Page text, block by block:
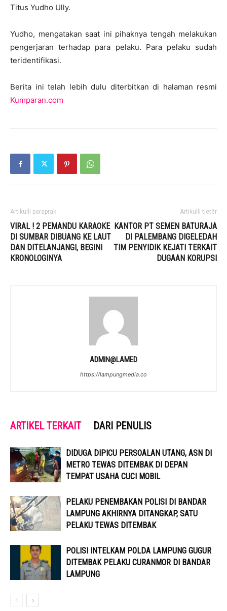
Titus Yudho Ully.
Yudho, mengatakan saat ini pihaknya tengah melakukan
pengerjaran terhadap para pelaku. Para pelaku sudah
teridentifikasi.
Berita ini telah lebih dulu diterbitkan di halaman resmi
Kumparan.com
Artikulli paraprak
VIRAL ! 2 PEMANDU KARAOKE
DI SUMBAR DIBUANG KE LAUT
DAN DITELANJANGI, BEGINI
KRONOLOGINYA
Artikulli tjetër
KANTOR PT SEMEN BATURAJA
DI PALEMBANG DIGELEDAH
TIM PENYIDIK KEJATI TERKAIT
DUGAAN KORUPSI
ADMIN@LAMED
https://lampungmedia.co
ARTIKEL TERKAIT DARI PENULIS
DIDUGA DIPICU PERSOALAN UTANG, ASN DI
METRO TEWAS DITEMBAK DI DEPAN
TEMPAT USAHA CUCI MOBIL
PELAKU PENEMBAKAN POLISI DI BANDAR
LAMPUNG AKHIRNYA DITANGKAP, SATU
PELAKU TEWAS DITEMBAK
POLISI INTELKAM POLDA LAMPUNG GUGUR
DITEMBAK PELAKU CURANMOR DI BANDAR
LAMPUNG